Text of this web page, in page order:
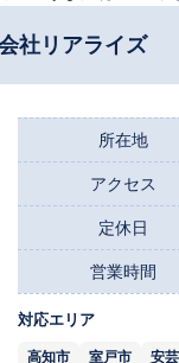
社リアライズ
所在地
アクセス
定休日
営業時間
対応エリア
高知市 室戸市 安